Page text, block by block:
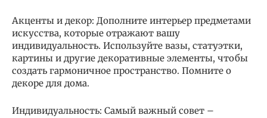
Акценты и декор: Дополните интерьер предметами
искусства, которые отражают вашу
индивидуальность. Используйте вазы, статуэтки,
картины и другие декоративные элементы, чтобы
создать гармоничное пространство. Помните о
декоре для дома.
Индивидуальность: Самый важный совет –